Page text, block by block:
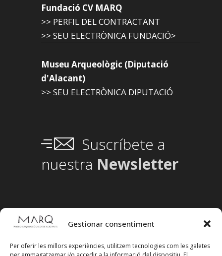
Gestionar consentiment
Per oferir les millors experiències, utilitzem tecnologies com les galetes
Fundació CV MARQ
>> PERFIL DEL CONTRACTANT
>> SEU ELECTRÒNICA FUNDACIÓ>
Museu Arqueològic (Diputació
d'Alacant)
>> SEU ELECTRÒNICA DIPUTACIÓ
Suscríbete a
nuestra Newsletter